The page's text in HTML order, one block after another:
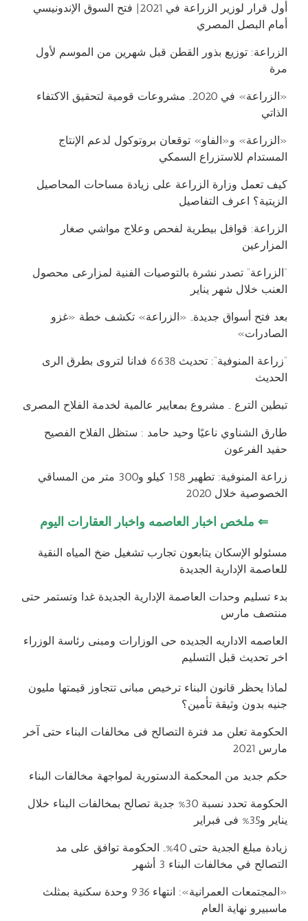
أول قرار لوزير الزراعة في 2021| فتح السوق الإندونيسي
أمام البصل المصري
​​الزراعة: توزيع بذور القطن قبل شهرين من الموسم لأول
مرة
«الزراعة» في 2020.. مشروعات قومية لتحقيق الاكتفاء
الذاتي
«الزراعة» و«الفاو» توقعان بروتوكول لدعم الإنتاج
المستدام للاستزراع السمكي
كيف تعمل وزارة الزراعة على زيادة مساحات المحاصيل
الزيتية؟ اعرف التفاصيل
الزراعة: قوافل بيطرية لفحص وعلاج مواشي صغار
المزارعين
“الزراعة” تصدر نشرة بالتوصيات الفنية لمزارعى محصول
العنب خلال شهر يناير
بعد فتح أسواق جديدة.. «الزراعة» تكشف خطة «غزو
الصادرات»
“زراعة المنوفية”: تحديث 6638 فدانا لتروى بطرق الرى
الحديث
تبطين الترع .. مشروع بمعايير عالمية لخدمة الفلاح المصرى
طارق الشناوي ناعيًا وحيد حامد : ستظل الفلاح الفصيح
حفيد الفرعون
زراعة المنوفية: تطهير 158 كيلو و300 متر من المساقي
الخصوصية خلال 2020
⇐ ملخص اخبار العاصمه واخبار العقارات اليوم
مسئولو الإسكان يتابعون تجارب تشغيل ضخ المياه النقية
للعاصمة الإدارية الجديدة
بدء تسليم وحدات العاصمة الإدارية الجديدة غدا وتستمر حتى
منتصف مارس
العاصمه الاداريه الجديده حى الوزارات ومبنى رئاسة الوزراء
اخر تحديث قبل التسليم
لماذا يحظر قانون البناء ترخيص مبانى تتجاوز قيمتها مليون
جنيه بدون وثيقة تأمين؟
الحكومة تعلن مد فترة التصالح فى مخالفات البناء حتى آخر
مارس 2021
حكم جديد من المحكمة الدستورية لمواجهة مخالفات البناء
الحكومة تحدد نسبة 30% جدية تصالح بمخالفات البناء خلال
يناير و35% فى فبراير
زيادة مبلغ الجدية حتى 40%.. الحكومة توافق على مد
التصالح في مخالفات البناء 3 أشهر
«المجتمعات العمرانية»: انتهاء 936 وحدة سكنية بمثلث
ماسبيرو نهاية العام